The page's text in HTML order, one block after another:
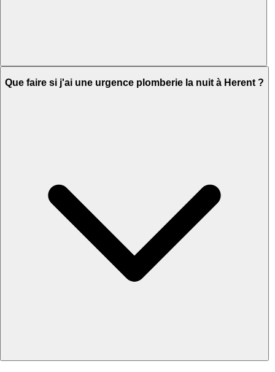
Que faire si j'ai une urgence plomberie la nuit à Herent ?